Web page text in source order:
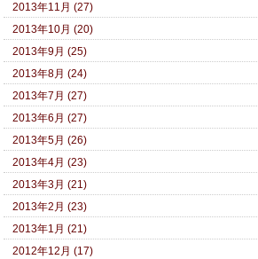
2013年11月 (27)
2013年10月 (20)
2013年9月 (25)
2013年8月 (24)
2013年7月 (27)
2013年6月 (27)
2013年5月 (26)
2013年4月 (23)
2013年3月 (21)
2013年2月 (23)
2013年1月 (21)
2012年12月 (17)